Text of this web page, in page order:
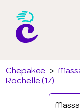
Chepakee >
Rochelle (17)
Email
Mot de